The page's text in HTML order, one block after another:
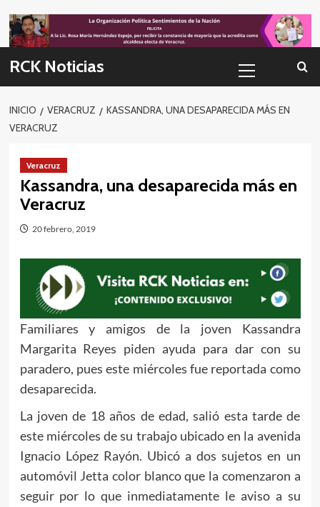
to
content
RCK Noticias
primario
INICIO VERACRUZ
KASSANDRA, UNA DESAPARECIDA MÁS EN
VERACRUZ
Veracruz
Kassandra, una desaparecida más en
Veracruz
20 febrero, 2019
Familiares y amigos de la joven Kassandra
Margarita Reyes piden ayuda para dar con su
paradero, pues este miércoles fue reportada como
desaparecida.
La joven de 18 años de edad, salió esta tarde de
este miércoles de su trabajo ubicado en la avenida
Ignacio López Rayón. Ubicó a dos sujetos en un
automóvil Jetta color blanco que la comenzaron a
seguir por lo que inmediatamente le aviso a su